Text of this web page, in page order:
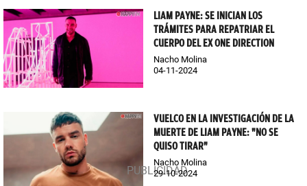
LIAM PAYNE: SE INICIAN LOS
TRÁMITES PARA REPATRIAR EL
CUERPO DEL EX ONE DIRECTION
Nacho Molina
04-11-2024
VUELCO EN LA INVESTIGACIÓN DE LA
MUERTE DE LIAM PAYNE: "NO SE
QUISO TIRAR"
Nacho Molina
29-10-2024